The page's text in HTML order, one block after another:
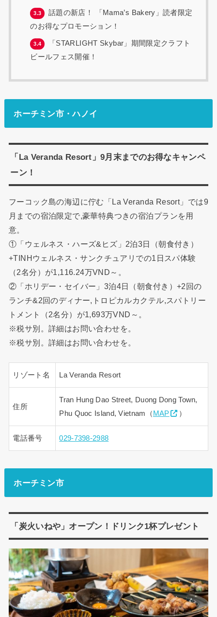
3.3
話題の新店！ 「Mama’s Bakery」読者限定
のお得なプロモーション！
3.4
「STARLIGHT Skybar」期間限定クラフト
ビールフェス開催！
ホーチミン市・ハノイ
「La Veranda Resort」9月末までのお得なキャンペ
ーン！
フーコック島の海辺に佇む「La Veranda Resort」では9
月までの宿泊限定で,豪華特典つきの宿泊プランを用
意。
①「ウェルネス・ハーズ&ヒズ」2泊3日（朝食付き）
+TINHウェルネス・サンクチュアリでの1日スパ体験
（2名分）が1,116.24万VND～。
②「ホリデー・セイバー」3泊4日（朝食付き）+2回の
ランチ&2回のディナー,トロピカルカクテル,スパトリー
トメント（2名分）が1,693万VND～。
※税サ別。詳細はお問い合わせを。
※税サ別。詳細はお問い合わせを。
リゾート名 La Veranda Resort
住所
Tran Hung Dao Street, Duong Dong Town,
Phu Quoc Island, Vietnam（ MAP ）
電話番号 029-7398-2988
ホーチミン市
「炭火いねや」オープン！ドリンク1杯プレゼント